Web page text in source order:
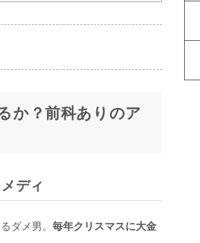
か？前科ありのア
ディ
ダメ男。 毎年クリスマスに大金